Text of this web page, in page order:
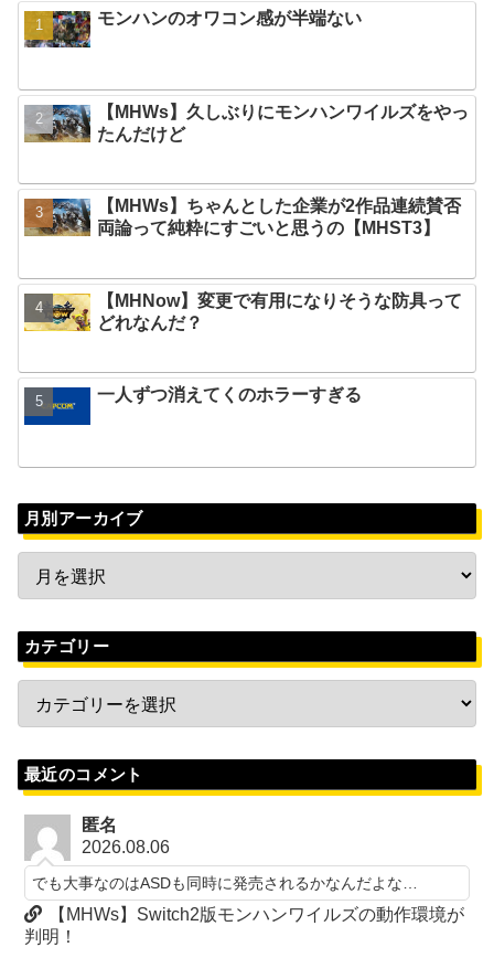
モンハンのオワコン感が半端ない
【MHWs】久しぶりにモンハンワイルズをやっ
たんだけど
【MHWs】ちゃんとした企業が2作品連続賛否
両論って純粋にすごいと思うの【MHST3】
【MHNow】変更で有用になりそうな防具って
どれなんだ？
一人ずつ消えてくのホラーすぎる
月別アーカイブ
カテゴリー
最近のコメント
匿名
2026.08.06
でも大事なのはASDも同時に発売されるかなんだよな…
【MHWs】Switch2版モンハンワイルズの動作環境が
判明！